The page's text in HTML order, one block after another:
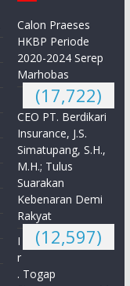
Calon Praeses
HKBP Periode
2020-2024 Serep
Marhobas
(17,722)
CEO PT. Berdikari
Insurance, J.S.
Simatupang, S.H.,
M.H.; Tulus
Suarakan
Kebenaran Demi
Rakyat
(12,597)
I
r
. Togap